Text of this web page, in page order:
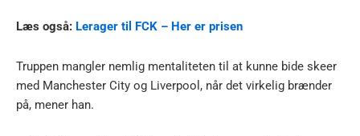
Læs også: Lerager til FCK – Her er prisen
Truppen mangler nemlig mentaliteten til at kunne bide skeer
med Manchester City og Liverpool, når det virkelig brænder
på, mener han.